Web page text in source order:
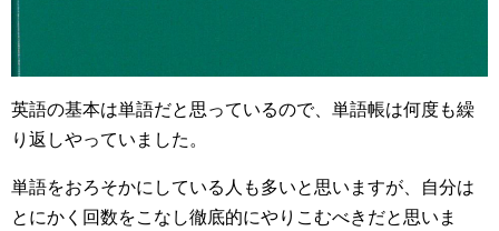
英語の基本は単語だと思っているので、単語帳は何度も繰
り返しやっていました。
単語をおろそかにしている人も多いと思いますが、自分は
とにかく回数をこなし徹底的にやりこむべきだと思いま